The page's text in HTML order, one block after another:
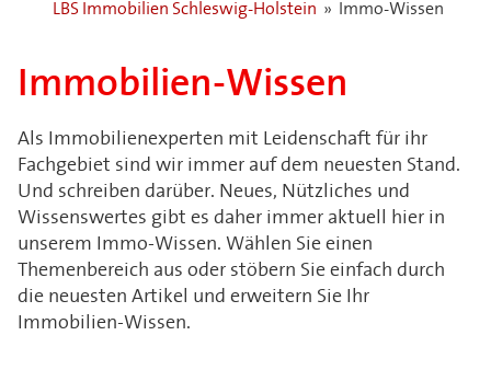
LBS Immobilien Schleswig-Holstein » Immo-Wissen
Immobilien-Wissen
Als Immobilienexperten mit Leidenschaft für ihr
Fachgebiet sind wir immer auf dem neuesten Stand.
Und schreiben darüber. Neues, Nützliches und
Wissenswertes gibt es daher immer aktuell hier in
unserem Immo-Wissen. Wählen Sie einen
Themenbereich aus oder stöbern Sie einfach durch
die neuesten Artikel und erweitern Sie Ihr
Immobilien-Wissen.